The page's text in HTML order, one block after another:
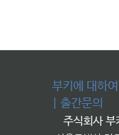
부키에 대하여
출간문의
주식회사